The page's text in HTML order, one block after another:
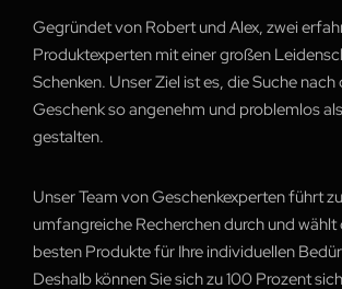
Gegründet von Robert und Alex, zwei
Produktexperten mit einer großen
Schenken. Unser Ziel ist es, die Suche
Geschenk so angenehm und problemlos
gestalten.
Unser Team von Geschenkexperten führt
umfangreiche Recherchen durch und wählt
besten Produkte für Ihre individuellen
Deshalb können Sie sich zu 100 Prozent